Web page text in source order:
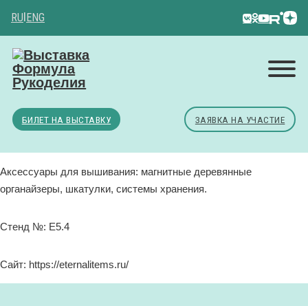
RU ENG
БИЛЕТ НА ВЫСТАВКУ ЗАЯВКА НА УЧАСТИЕ
Аксессуары для вышивания: магнитные деревянные
органайзеры, шкатулки, системы хранения.
Стенд №: E5.4
Сайт: https://eternalitems.ru/